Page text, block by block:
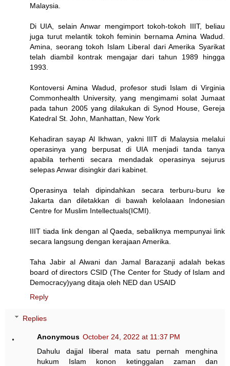
Malaysia.
Di UIA, selain Anwar mengimport tokoh-tokoh IIIT, beliau
juga turut melantik tokoh feminin bernama Amina Wadud.
Amina, seorang tokoh Islam Liberal dari Amerika Syarikat
telah diambil kontrak mengajar dari tahun 1989 hingga
1993.
Kontoversi Amina Wadud, profesor studi Islam di Virginia
Commonhealth University, yang mengimami solat Jumaat
pada tahun 2005 yang dilakukan di Synod House, Gereja
Katedral St. John, Manhattan, New York
Kehadiran sayap Al Ikhwan, yakni IIIT di Malaysia melalui
operasinya yang berpusat di UIA menjadi tanda tanya
apabila terhenti secara mendadak operasinya sejurus
selepas Anwar disingkir dari kabinet.
Operasinya telah dipindahkan secara terburu-buru ke
Jakarta dan diletakkan di bawah kelolaaan Indonesian
Centre for Muslim Intellectuals(ICMI).
IIIT tiada link dengan al Qaeda, sebaliknya mempunyai link
secara langsung dengan kerajaan Amerika.
Taha Jabir al Alwani dan Jamal Barazanji adalah bekas
board of directors CSID (The Center for Study of Islam and
Democracy)yang ditaja oleh NED dan USAID
Reply
Replies
Anonymous October 24, 2022 at 11:37 PM
Dahulu dajjal liberal mata satu pernah menghina
hukum Islam konon ketinggalan zaman dan